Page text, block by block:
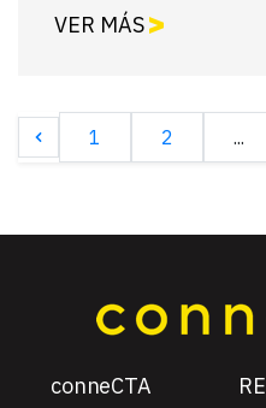
VER MÁS
1 2 ...
conneCTA